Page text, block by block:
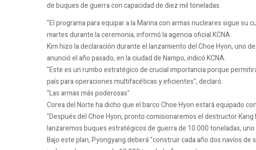
de buques de guerra con capacidad de diez mil toneladas.
"El programa para equipar a la Marina con armas nucleares sigue su
martes durante la ceremonia, informó la agencia oficial KCNA.
Kim hizo la declaración durante el lanzamiento del Choe Hyon, uno
anunció el año pasado, en la ciudad de Nampo, indicó KCNA.
"Este es un rumbo estratégico de crucial importancia porque
país para operaciones multifacéticas y eficientes", declaró.
"Las armas más poderosas"
Corea del Norte ha dicho que el barco Choe Hyon estará equipado
"Después del Choe Hyon, pronto comisionaremos el destructor
lanzaremos buques estratégicos de guerra de 10.000 toneladas,
Bajo este plan, Pyongyang deberá "construir cada año dos navíos de